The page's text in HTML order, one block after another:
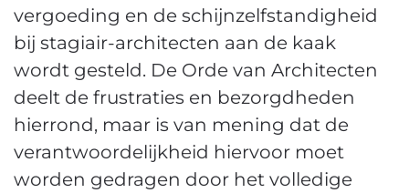
vergoeding en de schijnzelfstandigheid
bij stagiair-architecten aan de kaak
wordt gesteld. De Orde van Architecten
deelt de frustraties en bezorgdheden
hierrond, maar is van mening dat de
verantwoordelijkheid hiervoor moet
worden gedragen door het volledige